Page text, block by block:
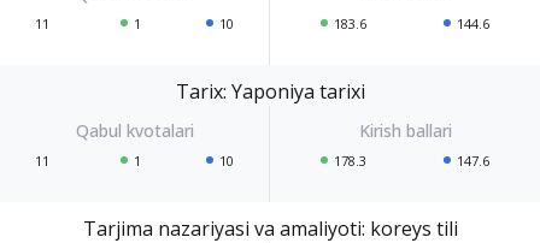
11 1 10 183.6 144.6
Tarix: Yaponiya tarixi
11 1 10 178.3 147.6
Tarjima nazariyasi va amaliyoti: koreys tili